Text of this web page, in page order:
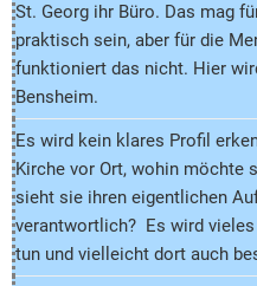
St. Georg ihr Büro. Das mag
praktisch sein, aber für die
funktioniert das nicht. Hier
Bensheim.
Es wird kein klares Profil
Kirche vor Ort, wohin möchte
sieht sie ihren eigentlichen
verantwortlich? Es wird vieles
tun und vielleicht dort auch